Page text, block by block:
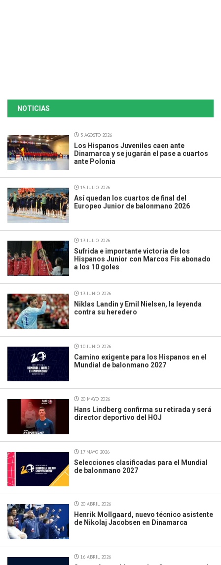
NOTICIAS
3 AGOSTO 2026
Los Hispanos Juveniles caen ante
Dinamarca y se jugarán el pase a cuartos
ante Polonia
15 JULIO 2026
Así quedan los cuartos de final del
Europeo Junior de balonmano 2026
13 JULIO 2026
Sufrida e importante victoria de los
Hispanos Junior con Marcos Fis abonado
a los 10 goles
13 JUNIO 2026
Niklas Landin y Emil Nielsen, la leyenda
contra su heredero
10 JUNIO 2026
Camino exigente para los Hispanos en el
Mundial de balonmano 2027
20 MAYO 2026
Hans Lindberg confirma su retirada y será
director deportivo del HOJ
17 MAYO 2026
Selecciones clasificadas para el Mundial
de balonmano 2027
20 ABRIL 2026
Henrik Mollgaard, nuevo técnico asistente
de Nikolaj Jacobsen en Dinamarca
16 ABRIL 2026